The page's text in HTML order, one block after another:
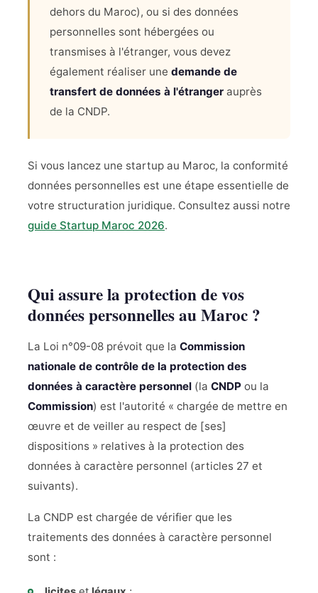
dehors du Maroc), ou si des données
personnelles sont hébergées ou
transmises à l'étranger, vous devez
également réaliser une demande de
transfert de données à l'étranger auprès
de la CNDP.
Si vous lancez une startup au Maroc, la conformité
données personnelles est une étape essentielle de
votre structuration juridique. Consultez aussi notre
guide Startup Maroc 2026.
Qui assure la protection de vos
données personnelles au Maroc ?
La Loi n°09-08 prévoit que la Commission
nationale de contrôle de la protection des
données à caractère personnel (la CNDP ou la
Commission) est l'autorité « chargée de mettre en
œuvre et de veiller au respect de [ses]
dispositions » relatives à la protection des
données à caractère personnel (articles 27 et
suivants).
La CNDP est chargée de vérifier que les
traitements des données à caractère personnel
sont :